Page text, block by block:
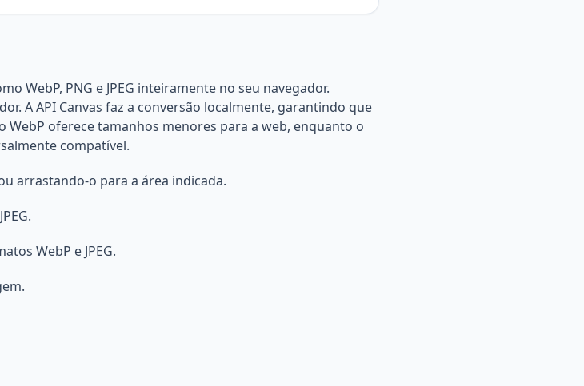
WebP, PNG e JPEG inteiramente no seu navegador.
A API Canvas faz a conversão localmente, garantindo que
oferece tamanhos menores para a web, enquanto o
compatível.
arrastando-o para a área indicada.
WebP e JPEG.